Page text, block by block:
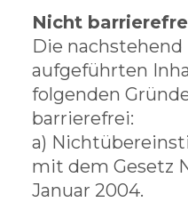
Nicht
Die nachstehend
aufgeführten
folgenden
barrierefrei:
a)
mit dem Gesetz
Januar 2004.